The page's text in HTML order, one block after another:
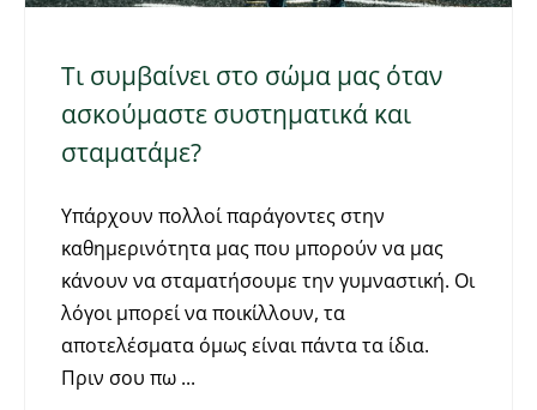
Τι συμβαίνει στο σώμα μας όταν
ασκούμαστε συστηματικά και
σταματάμε?
Υπάρχουν πολλοί παράγοντες στην
καθημερινότητα μας που μπορούν να μας
κάνουν να σταματήσουμε την γυμναστική. Οι
λόγοι μπορεί να ποικίλλουν, τα
αποτελέσματα όμως είναι πάντα τα ίδια.
Πριν σου πω